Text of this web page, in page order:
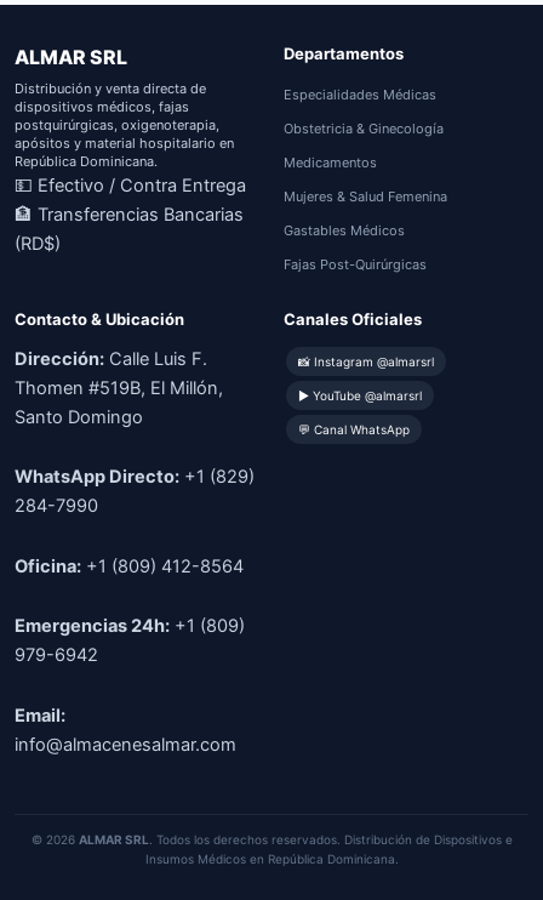
ALMAR SRL
Distribución y venta directa de
dispositivos médicos, fajas
postquirúrgicas, oxigenoterapia,
apósitos y material hospitalario en
República Dominicana.
💵 Efectivo / Contra Entrega
🏦 Transferencias Bancarias
(RD$)
Departamentos
Especialidades Médicas
Obstetricia & Ginecología
Medicamentos
Mujeres & Salud Femenina
Gastables Médicos
Fajas Post-Quirúrgicas
Contacto & Ubicación
Dirección: Calle Luis F.
Thomen #519B, El Millón,
Santo Domingo
WhatsApp Directo: +1 (829)
284-7990
Oficina: +1 (809) 412-8564
Emergencias 24h: +1 (809)
979-6942
Email:
info@almacenesalmar.com
Canales Oficiales
📸 Instagram @almarsrl
▶ YouTube @almarsrl
💬 Canal WhatsApp
© 2026 ALMAR SRL . Todos los derechos reservados. Distribución de Dispositivos e
Insumos Médicos en República Dominicana.